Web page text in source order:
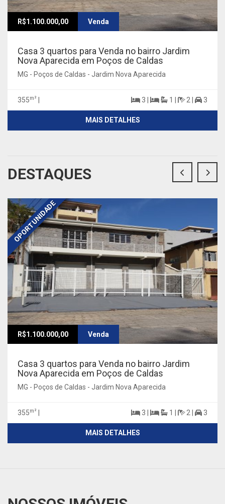
R$1.100.000,00 Venda
Casa 3 quartos para Venda no bairro Jardim
Nova Aparecida em Poços de Caldas
MG - Poços de Caldas - Jardim Nova Aparecida
355m² 3 | 1 | 2 | 3
MAIS DETALHES
DESTAQUES
OPORTUNIDADE
R$1.100.000,00 Venda
Casa 3 quartos para Venda no bairro Jardim
Nova Aparecida em Poços de Caldas
MG - Poços de Caldas - Jardim Nova Aparecida
355m² 3 | 1 | 2 | 3
MAIS DETALHES